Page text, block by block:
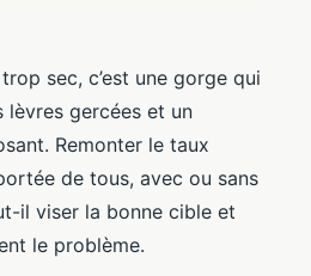
sec, c’est une gorge qui
lèvres gercées et un
Remonter le taux
de tous, avec ou sans
il viser la bonne cible et
le problème.